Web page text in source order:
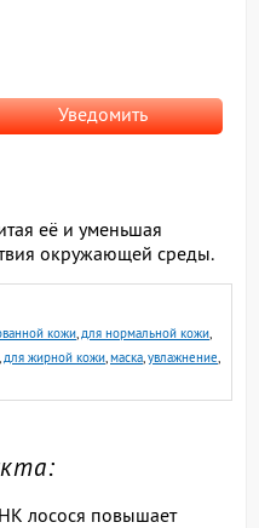
Уведомить
её и уменьшая
окружающей среды.
кожи,для нормальной кожи,
,для жирной кожи,маска,увлажнение,
лосося повышает